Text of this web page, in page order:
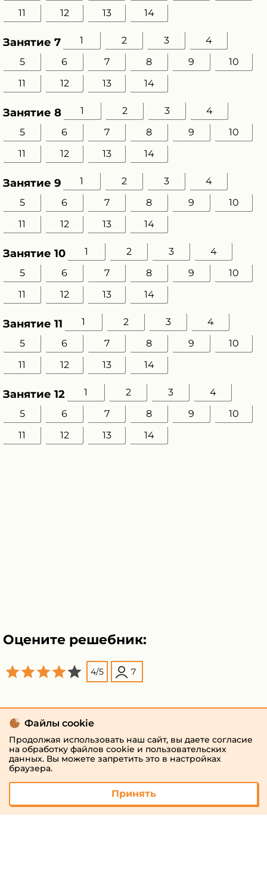
11
12 13 14
Занятие 7 1 2 3
4
5
6 7 8 9
10
11
12 13 14
Занятие 8 1 2 3
4
5
6 7 8 9
10
11
12 13 14
Занятие 9 1 2 3
4
5
6 7 8 9
10
11
12 13 14
Занятие 10 1 2 3
4
5
6 7 8 9
10
11
12 13 14
Занятие 11 1 2 3
4
5
6 7 8 9
10
11
12 13 14
Занятие 12 1 2 3
4
5
6 7 8 9
10
11
12 13 14
Оцените решебник:
4/5 7
Файлы cookie
Продолжая использовать наш сайт, вы даете согласие
на обработку файлов cookie и пользовательских
данных. Вы можете запретить это в настройках
браузера.
Принять